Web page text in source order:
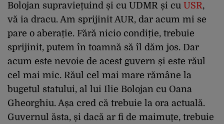
Bolojan supraviețuind și cu UDMR și cu USR,
vă ia dracu. Am sprijinit AUR, dar acum mi se
pare o aberație. Fără nicio condiție, trebuie
sprijinit, putem în toamnă să îl dăm jos. Dar
acum este nevoie de acest guvern și este răul
cel mai mic. Răul cel mai mare rămâne la
bugetul statului, al lui Ilie Bolojan cu Oana
Gheorghiu. Așa cred că trebuie la ora actuală.
Guvernul ăsta, și dacă ar fi de maimuțe, trebuie